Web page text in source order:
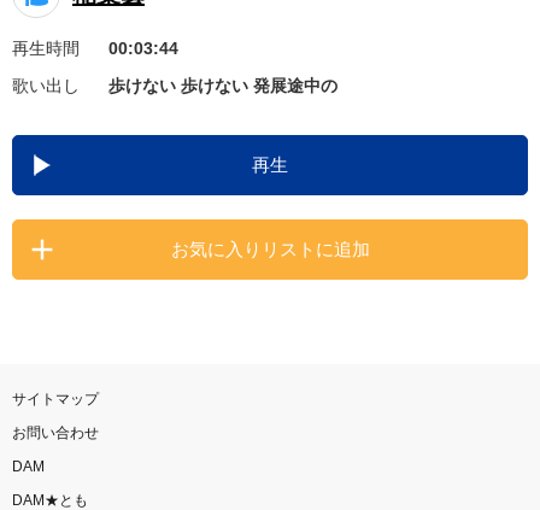
お知らせ よくあるご質問
DAMの新曲・ランキングなど
カラオケ最新情報をチェック！
再生時間
00:03:44
歌い出し
歩けない 歩けない 発展途中の
再生
お気に入りリストに追加
サイトマップ
お問い合わせ
DAM
DAM★とも